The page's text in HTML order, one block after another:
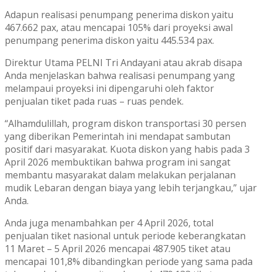
Adapun realisasi penumpang penerima diskon yaitu
467.662 pax, atau mencapai 105% dari proyeksi awal
penumpang penerima diskon yaitu 445.534 pax.
Direktur Utama PELNI Tri Andayani atau akrab disapa
Anda menjelaskan bahwa realisasi penumpang yang
melampaui proyeksi ini dipengaruhi oleh faktor
penjualan tiket pada ruas – ruas pendek.
“Alhamdulillah, program diskon transportasi 30 persen
yang diberikan Pemerintah ini mendapat sambutan
positif dari masyarakat. Kuota diskon yang habis pada 3
April 2026 membuktikan bahwa program ini sangat
membantu masyarakat dalam melakukan perjalanan
mudik Lebaran dengan biaya yang lebih terjangkau,” ujar
Anda.
Anda juga menambahkan per 4 April 2026, total
penjualan tiket nasional untuk periode keberangkatan
11 Maret – 5 April 2026 mencapai 487.905 tiket atau
mencapai 101,8% dibandingkan periode yang sama pada